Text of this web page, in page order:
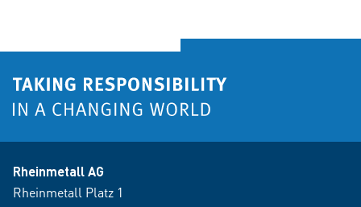
Rheinmetall AG
Rheinmetall Platz 1